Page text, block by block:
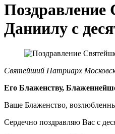
Даниилу с
Святейший Патриарх
Его Блаженству,
Ваше Блаженство,
Сердечно поздравляю Вас с